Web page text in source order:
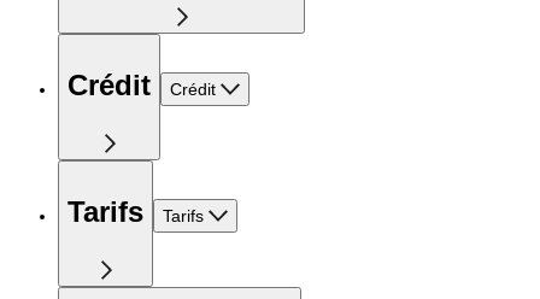
Crédit Crédit
Tarifs Tarifs